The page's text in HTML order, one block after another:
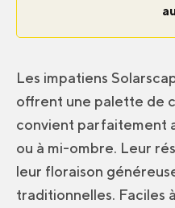
Les impatiens
offrent une palette de
convient parfaitement
ou à mi-ombre. Leur
leur floraison
traditionnelles. Faciles